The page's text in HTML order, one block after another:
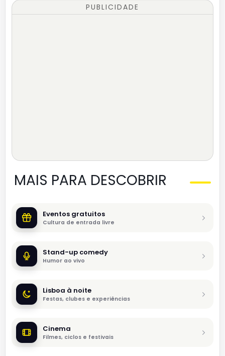
PUBLICIDADE
MAIS PARA DESCOBRIR
Eventos gratuitos
Cultura de entrada livre
Stand-up comedy
Humor ao vivo
Lisboa à noite
Festas, clubes e experiências
Cinema
Filmes, ciclos e festivais